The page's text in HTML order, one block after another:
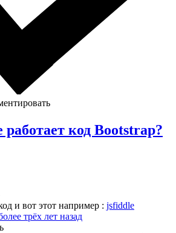
код Bootstrap?
и вот этот например : jsfiddle
трёх лет назад